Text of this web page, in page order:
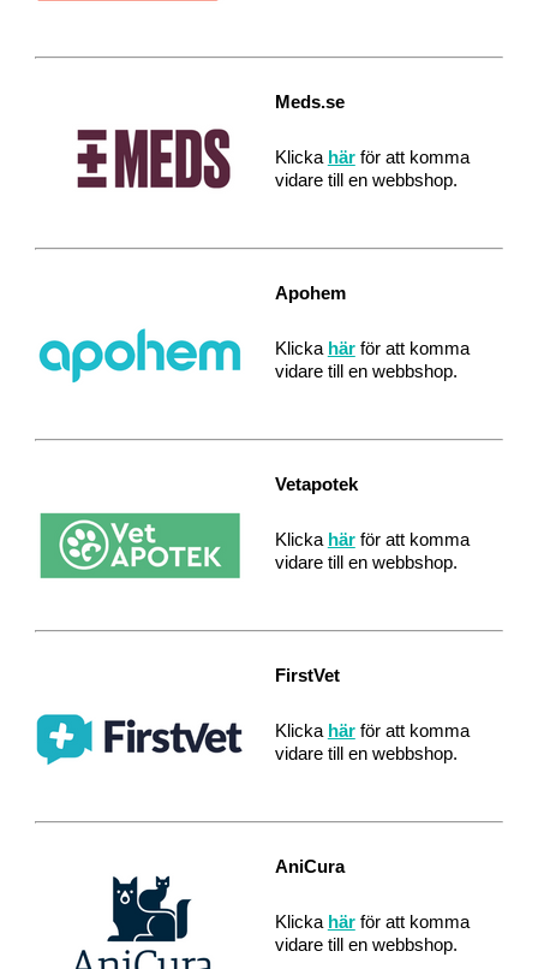
Meds.se
Klicka härför att komma
vidare till en webbshop.
Apohem
Klicka härför att komma
vidare till en webbshop.
Vetapotek
Klicka härför att komma
vidare till en webbshop.
FirstVet
Klicka härför att komma
vidare till en webbshop.
AniCura
Klicka härför att komma
vidare till en webbshop.